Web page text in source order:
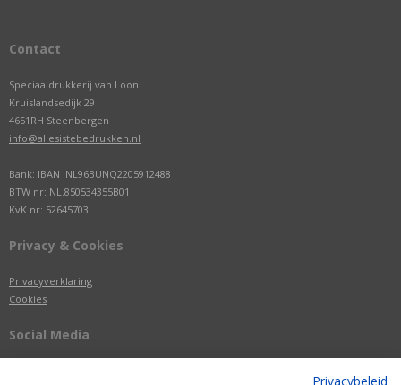
Contact
Speciaaldrukkerij van Loon
Kruislandsedijk 29
4651RH Steenbergen
info@allesistebedrukken.nl
Bank: IBAN NL96BUNQ2205912488
BTW nr: NL.850534355B01
KvK nr: 52645703
Privacy & Cookies
Privacyverklaring
Cookies
Social Media
Privacybeleid